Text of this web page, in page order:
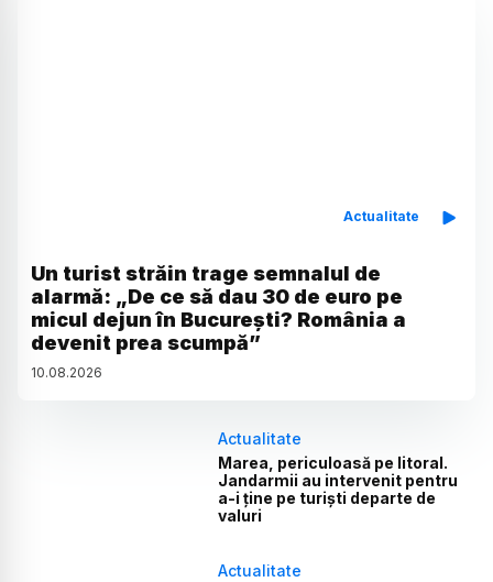
Actualitate
Un turist străin trage semnalul de
alarmă: „De ce să dau 30 de euro pe
micul dejun în București? România a
devenit prea scumpă”
10.08.2026
Actualitate
Marea, periculoasă pe litoral.
Jandarmii au intervenit pentru
a-i ține pe turiști departe de
valuri
Actualitate